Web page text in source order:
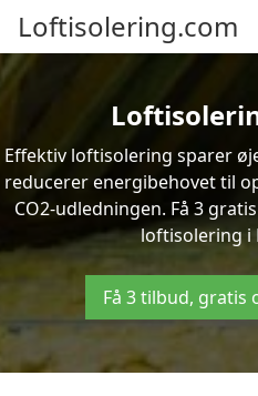
Loftisolering.com
Effektiv loftisolering sparer
reducerer energibehovet til
CO2-udledningen. Få 3
loftisolering i
Få 3 tilbud,